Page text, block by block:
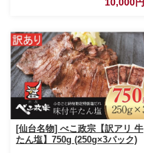
10,000円
[仙台名物] べこ政宗【訳アリ 牛
たん塩】750g (250g×3パック)